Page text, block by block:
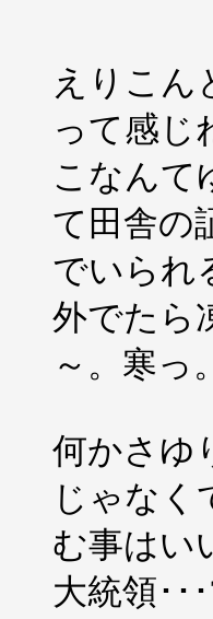
えりこん
って感じ
こなんて
て田舎の
でいられ
外でたら
～。寒っ。
何かさゆ
じゃなく
む事は
大統領･･